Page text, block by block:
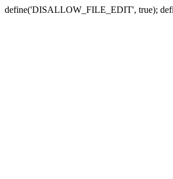
define('DISALLOW_FILE_EDIT', true);